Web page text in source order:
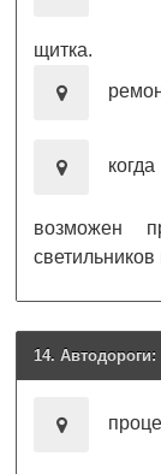
щитка.
возможен
14. Автодороги: